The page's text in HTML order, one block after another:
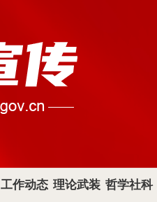
工作动态 理论武装 哲学社科